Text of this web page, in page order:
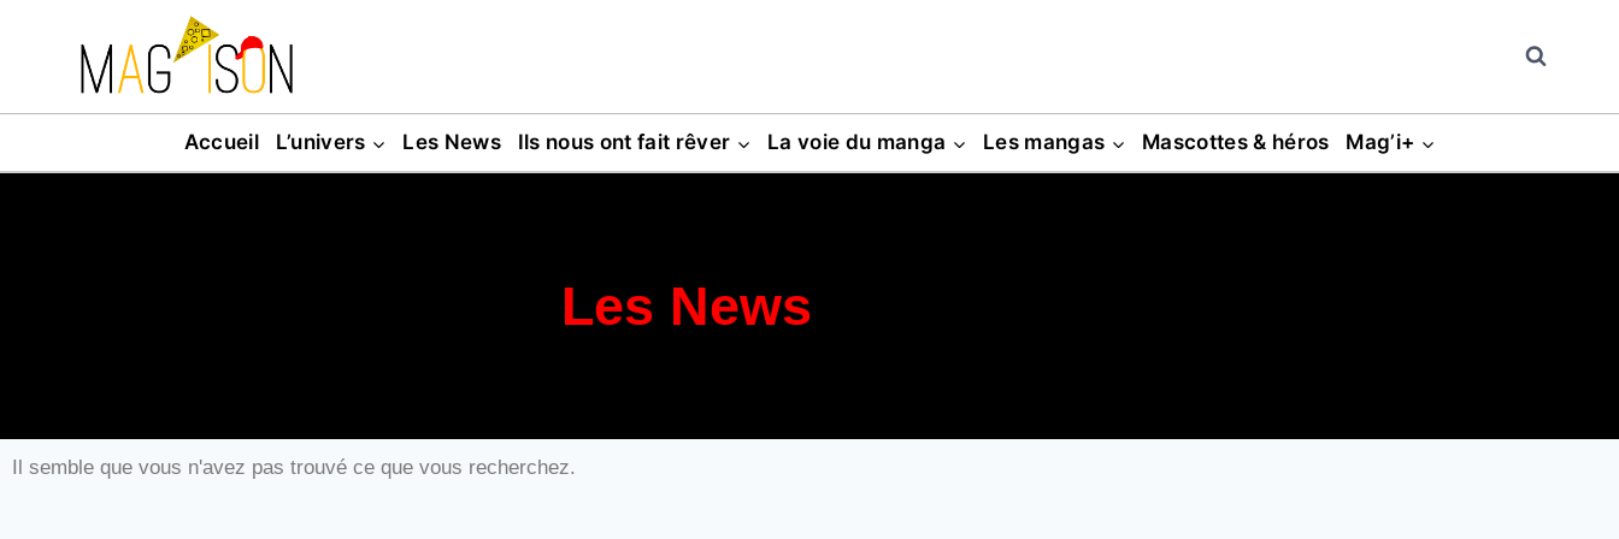
Accueil L’univers Les News Ils nous ont fait rêver La voie du manga Les mangas Mascottes & héros Mag’i+
Les News
Il semble que vous n'avez pas trouvé ce que vous recherchez.